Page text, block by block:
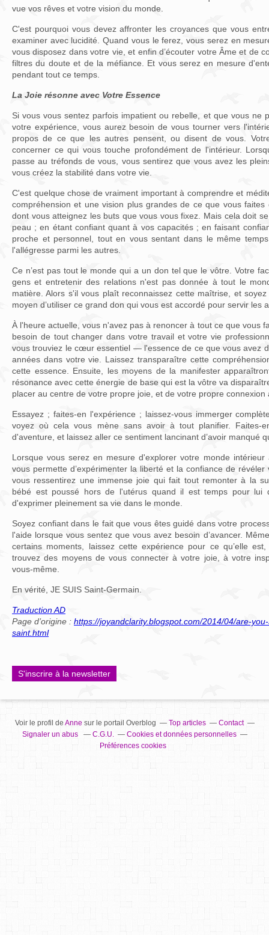
vue vos rêves et votre vision du monde.
C'est pourquoi vous devez affronter les croyances que vous
examiner avec lucidité. Quand vous le ferez, vous serez en
vous disposez dans votre vie, et enfin d’écouter votre Âme et de
filtres du doute et de la méfiance. Et vous serez en mesure
pendant tout ce temps.
La Joie résonne avec Votre Essence
Si vous vous sentez parfois impatient ou rebelle, et que vous ne
votre expérience, vous aurez besoin de vous tourner vers
propos de ce que les autres pensent, ou disent de vous.
concerner ce qui vous touche profondément de l'intérieur.
passe au tréfonds de vous, vous sentirez que vous avez les
vous créez la stabilité dans votre vie.
C'est quelque chose de vraiment important à comprendre et
compréhension et une vision plus grandes de ce que vous
dont vous atteignez les buts que vous vous fixez. Mais cela doit
peau ; en étant confiant quant à vos capacités ; en faisant
proche et personnel, tout en vous sentant dans le même
l'allégresse parmi les autres.
Ce n’est pas tout le monde qui a un don tel que le vôtre. Votre
gens et entretenir des relations n'est pas donnée à tout le
matière. Alors s'il vous plaît reconnaissez cette maîtrise, et
moyen d’utiliser ce grand don qui vous est accordé pour servir les
À l'heure actuelle, vous n'avez pas à renoncer à tout ce que vous
besoin de tout changer dans votre travail et votre vie
vous trouviez le cœur essentiel — l'essence de ce que vous avez
années dans votre vie. Laissez transparaître cette
cette essence. Ensuite, les moyens de la manifester
résonance avec cette énergie de base qui est la vôtre va
placer au centre de votre propre joie, et de votre propre connexion
Essayez ; faites-en l'expérience ; laissez-vous immerger
voyez où cela vous mène sans avoir à tout planifier. Faites-
d'aventure, et laissez aller ce sentiment lancinant d’avoir manqué
Lorsque vous serez en mesure d'explorer votre monde
vous permette d’expérimenter la liberté et la confiance de
vous ressentirez une immense joie qui fait tout remonter à la
bébé est poussé hors de l'utérus quand il est temps pour lui
d'exprimer pleinement sa vie dans le monde.
Soyez confiant dans le fait que vous êtes guidé dans votre
l'aide lorsque vous sentez que vous avez besoin d’avancer.
certains moments, laissez cette expérience pour ce qu’elle
trouvez des moyens de vous connecter à votre joie, à votre
vous-même.
En vérité, JE SUIS Saint-Germain.
Traduction AD
Page d’origine : https://joyandclarity.blogspot.com/2014/04/are-
saint.html
S'inscrire à la newsletter
Voir le profil de Annesur le portail Overblog Top articles
Contact
Signaler un abus
C.G.U.
Cookies et données personnelles
Préférences cookies